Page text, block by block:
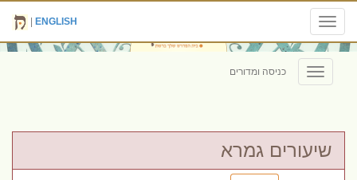
Toggle
navigation
ENGLISH
Toggle
navigation
כניסה ומדורים
שיעורים גמרא